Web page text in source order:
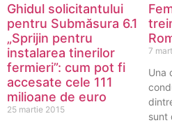
Ghidul solicitantului
pentru Submăsura 6.1
„Sprijin pentru
instalarea tinerilor
fermieri”: cum pot fi
accesate cele 111
milioane de euro
25 martie 2015
7
Una
sunt